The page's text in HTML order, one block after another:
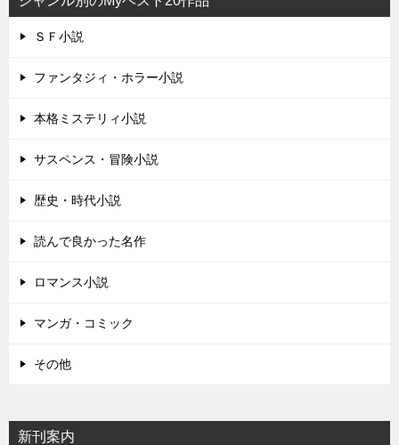
ＳＦ小説
ファンタジィ・ホラー小説
本格ミステリィ小説
サスペンス・冒険小説
歴史・時代小説
読んで良かった名作
ロマンス小説
マンガ・コミック
その他
新刊案内